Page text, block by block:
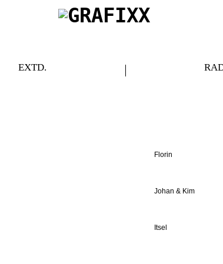
EXTD.
Florin
Johan & Kim
Itsel